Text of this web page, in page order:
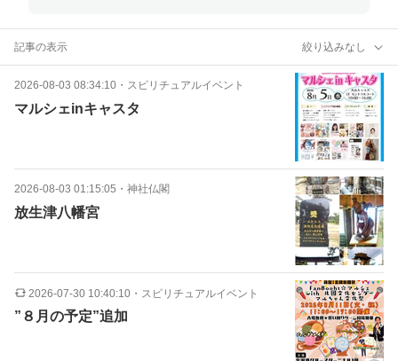
記事の表示 絞り込みなし
2026-08-03 08:34:10 ・ スピリチュアルイベント
マルシェinキャスタ
2026-08-03 01:15:05 ・ 神社仏閣
放生津八幡宮
2026-07-30 10:40:10 ・ スピリチュアルイベント
”８月の予定”追加